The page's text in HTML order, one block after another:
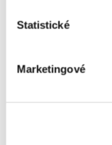
Statistické
Marketingové